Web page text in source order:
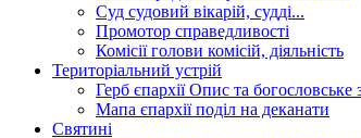
Суд судовий вікарій, судді...
Промотор справедливості
Комісіїголови комісій, діяльність
Територіальний устрій
Герб єпархіїОпис та богословське
Мапа єпархіїподіл на деканати
Святині